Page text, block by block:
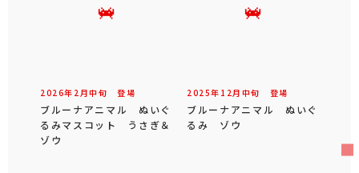
2026年 2 月中旬 登場
ブルーナアニマル ぬいぐ
るみマスコット うさぎ＆
ゾウ
2025年 12 月 中旬 登場
ブルーナアニマル ぬいぐ
るみ ゾウ